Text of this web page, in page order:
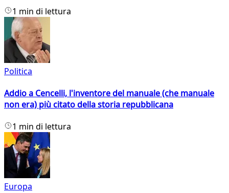
1 min di lettura
Politica
Addio a Cencelli, l'inventore del manuale (che manuale
non era) più citato della storia repubblicana
1 min di lettura
Europa